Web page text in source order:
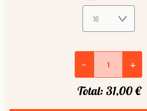
- +
Total: 31,00 €